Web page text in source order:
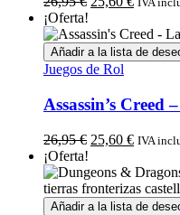
¡Oferta!
Añadir a la lista de
Juegos de Rol
Assassin’s
26,95€ 25,60 € IVA
¡Oferta!
Añadir a la lista de